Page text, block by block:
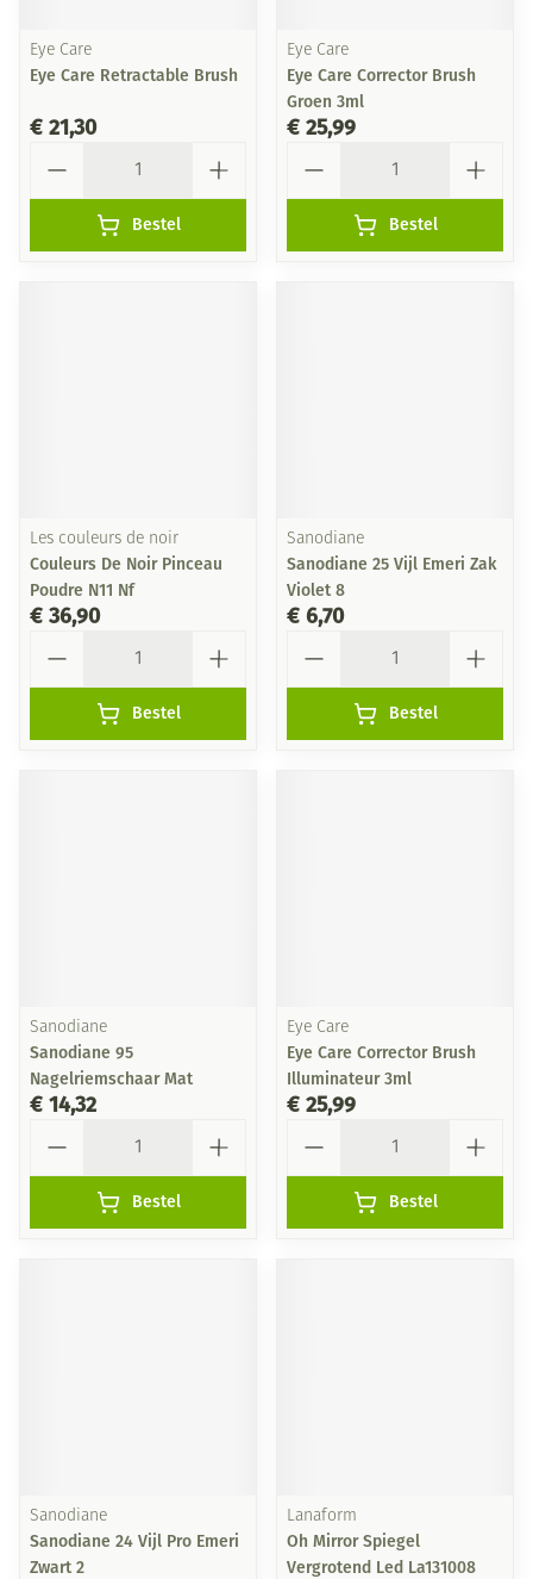
Eye Care
Eye Care Retractable Brush
€ 21,30
Bestel
Eye Care
Eye Care Corrector Brush
Groen 3ml
€ 25,99
Bestel
Les couleurs de noir
Couleurs De Noir Pinceau
Poudre N11 Nf
€ 36,90
Bestel
Sanodiane
Sanodiane 25 Vijl Emeri Zak
Violet 8
€ 6,70
Bestel
Sanodiane
Sanodiane 95
Nagelriemschaar Mat
€ 14,32
Bestel
Eye Care
Eye Care Corrector Brush
Illuminateur 3ml
€ 25,99
Bestel
Sanodiane
Sanodiane 24 Vijl Pro Emeri
Zwart 2
Lanaform
Oh Mirror Spiegel
Vergrotend Led La131008